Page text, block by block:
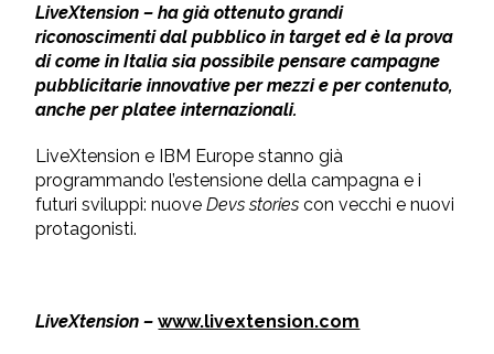
LiveXtension – ha già ottenuto grandi
riconoscimenti dal pubblico in target ed è la prova
di come in Italia sia possibile pensare campagne
pubblicitarie innovative per mezzi e per contenuto,
anche per platee internazionali.
LiveXtension e IBM Europe stanno già
programmando l’estensione della campagna e i
futuri sviluppi: nuoveDevs stories con vecchi e nuovi
protagonisti.
LiveXtension –www.livextension.com